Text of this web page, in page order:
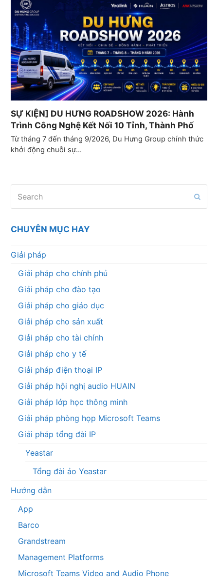
SỰ KIỆN] DU HƯNG ROADSHOW 2026: Hành
Trình Công Nghệ Kết Nối 10 Tỉnh, Thành Phố
Từ tháng 7 đến tháng 9/2026, Du Hưng Group chính thức
khởi động chuỗi sự…
CHUYÊN MỤC HAY
Giải pháp
Giải pháp cho chính phủ
Giải pháp cho đào tạo
Giải pháp cho giáo dục
Giải pháp cho sản xuất
Giải pháp cho tài chính
Giải pháp cho y tế
Giải pháp điện thoại IP
Giải pháp hội nghị audio HUAIN
Giải pháp lớp học thông minh
Giải pháp phòng họp Microsoft Teams
Giải pháp tổng đài IP
Yeastar
Tổng đài ảo Yeastar
Hướng dẫn
App
Barco
Grandstream
Management Platforms
Microsoft Teams Video and Audio Phone